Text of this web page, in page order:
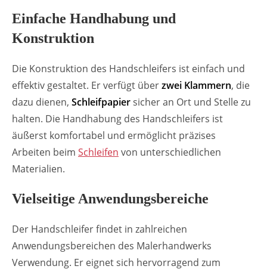
Einfache Handhabung und
Konstruktion
Die Konstruktion des Handschleifers ist einfach und
effektiv gestaltet. Er verfügt überzwei Klammern, die
dazu dienen, Schleifpapiersicher an Ort und Stelle zu
halten. Die Handhabung des Handschleifers ist
äußerst komfortabel und ermöglicht präzises
Arbeiten beim Schleifen von unterschiedlichen
Materialien.
Vielseitige Anwendungsbereiche
Der Handschleifer findet in zahlreichen
Anwendungsbereichen des Malerhandwerks
Verwendung. Er eignet sich hervorragend zum